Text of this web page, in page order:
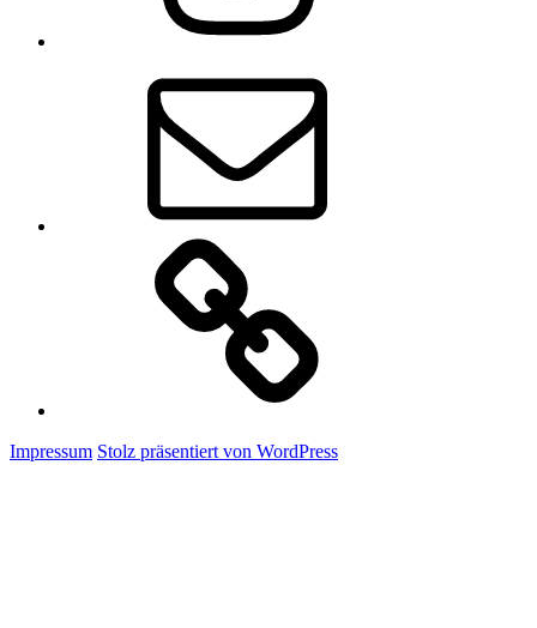
Impressum Stolz präsentiert von WordPress